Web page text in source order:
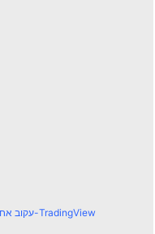
עקוב אחר כל השווקים ב-TradingView